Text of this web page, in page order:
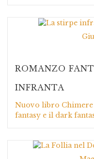
ROMANZO
INFRANTA
Nuovo libro Chimere
fantasy e il dark